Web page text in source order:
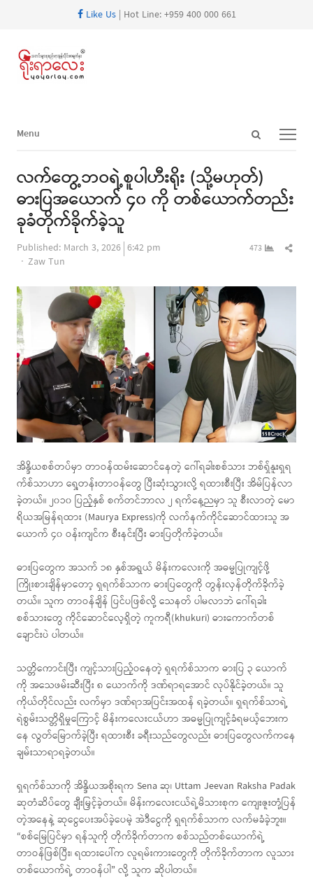
Like Us| Hot Line: +959 400 000 661
Open
Menu
Menu
လက်တွေ့ဘဝရဲ့စူပါဟီးရိုး (သို့မဟုတ်)
ဓားပြအယောက် ၄၀ ကို တစ်ယောက်တည်း
ခုခံတိုက်ခိုက်ခဲ့သူ
Published: March 3, 2026 6:42 pm
Author
Zaw Tun
473
အိန္ဒိယစစ်တပ်မှာ တာဝန်ထမ်းဆောင်နေတဲ့ ဂေါ်ရခါးစစ်သား ဘစ်ရှ်နူးရှရ
က်စ်သာဟာ ရှေ့တန်းတာဝန်တွေ ပြီးဆုံးသွားလို့ ရထားစီးပြီး အိမ်ပြန်လာ
ခဲ့တယ်။ ၂၀၁၀ ပြည့်နှစ် စက်တင်ဘာလ ၂ ရက်နေ့ညမှာ သူ စီးလာတဲ့ မော
ရိယအမြန်ရထား (Maurya Express)ကို လက်နက်ကိုင်ဆောင်ထားသူ အ
ယောက် ၄၀ ဝန်းကျင်က စီးနင်းပြီး ဓားပြတိုက်ခဲ့တယ်။
ဓားပြတွေက အသက် ၁၈ နှစ်အရွယ် မိန်းကလေးကို အဓမ္မပြုကျင့်ဖို့
ကြိုးစားချိန်မှာတော့ ရှရက်စ်သာက ဓားပြတွေကို တွန်းလှန်တိုက်ခိုက်ခဲ့
တယ်။ သူက တာဝန်ချိန် ပြင်ပဖြစ်လို့ သေနတ် ပါမလာဘဲ ဂေါ်ရခါး
စစ်သားတွေ ကိုင်ဆောင်လေ့ရှိတဲ့ ကူကရီ(khukuri) ဓားကောက်တစ်
ချောင်းပဲ ပါတယ်။
သတ္တိကောင်းပြီး ကျင့်သားပြည့်ဝနေတဲ့ ရှရက်စ်သာက ဓားပြ ၃ ယောက်
ကို အသေဖမ်းဆီးပြီး ၈ ယောက်ကို ဒဏ်ရာရအောင် လုပ်နိုင်ခဲ့တယ်။ သူ
ကိုယ်တိုင်လည်း လက်မှာ ဒဏ်ရာအပြင်းအထန် ရခဲ့တယ်။ ရှရက်စ်သာရဲ့
ရဲစွမ်းသတ္တိရှိမှုကြောင့် မိန်းကလေးငယ်ဟာ အဓမ္မပြုကျင့်ခံရမယ့်ဘေးက
နေ လွတ်မြောက်ခဲ့ပြီး ရထားစီး ခရီးသည်တွေလည်း ဓားပြတွေလက်ကနေ
ချမ်းသာရာရခဲ့တယ်။
ရှရက်စ်သာကို အိန္ဒိယအစိုးရက Sena ဆု၊ Uttam Jeevan Raksha Padak
ဆုတံဆိပ်တွေ ချီးမြှင့်ခဲ့တယ်။ မိန်းကလေးငယ်ရဲ့မိသားစုက ကျေးဇူးတုံ့ပြန်
တဲ့အနေနဲ့ ဆုငွေပေးအပ်ခဲ့ပေမဲ့ အဲဒီငွေကို ရှရက်စ်သာက လက်မခံခဲ့ဘူး။
“စစ်မြေပြင်မှာ ရန်သူကို တိုက်ခိုက်တာက စစ်သည်တစ်ယောက်ရဲ့
တာဝန်ဖြစ်ပြီး၊ ရထားပေါ်က လူရမ်းကားတွေကို တိုက်ခိုက်တာက လူသား
တစ်ယောက်ရဲ့ တာဝန်ပါ” လို့ သူက ဆိုပါတယ်။